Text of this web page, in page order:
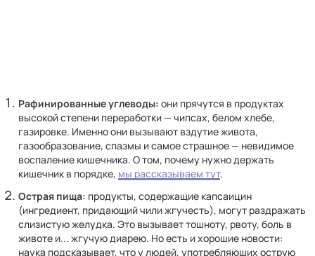
Рафинированные углеводы: они прячутся в продуктах
высокой степени переработки — чипсах, белом хлебе,
газировке. Именно они вызывают вздутие живота,
газообразование, спазмы и самое страшное — невидимое
воспаление кишечника. О том, почему нужно держать
кишечник в порядке, мы рассказываем тут.
Острая пища: продукты, содержащие капсаицин
(ингредиент, придающий чили жгучесть), могут раздражать
слизистую желудка. Это вызывает тошноту, рвоту, боль в
животе и... жгучую диарею. Но есть и хорошие новости:
наука подсказывает, что у людей, употребляюших острую